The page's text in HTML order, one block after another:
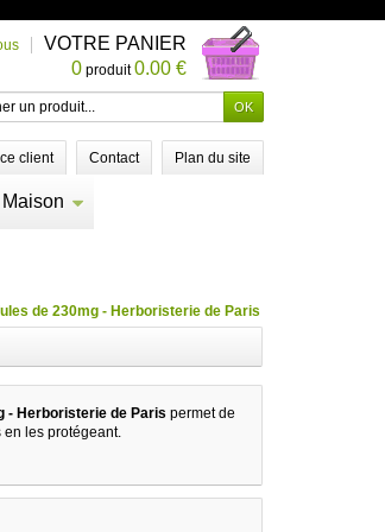
VOTRE PANIER
0 produit0.00 €
client Contact Plan du site
Maison
de 230mg - Herboristerie de Paris
- Herboristerie de Paris permet de
les protégeant.